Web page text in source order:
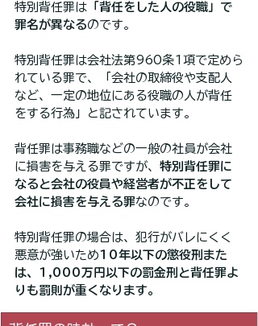
特別背任罪は 「背任をした人の役職」で
罪名が異なるのです。
特別背任罪は会社法第960条1項で定めら
れている罪で、「会社の取締役や支配人
など、一定の地位にある役職の人が背任
をする行為」と記されています。
背任罪は事務職などの一般の社員が会社
に損害を与える罪ですが、 特別背任罪に
なると会社の役員や経営者が不正をして
会社に損害を与える罪なのです。
特別背任罪の場合は、犯行がバレにくく
悪意が強いため10年以下の懲役刑また
は、1,000万円以下の罰金刑と背任罪よ
りも罰則が重くなります。